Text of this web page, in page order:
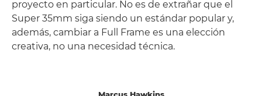
proyecto en particular. No es de extrañar que el
Super 35mm siga siendo un estándar popular y,
además, cambiar a Full Frame es una elección
creativa, no una necesidad técnica.
Marcus Hawkins